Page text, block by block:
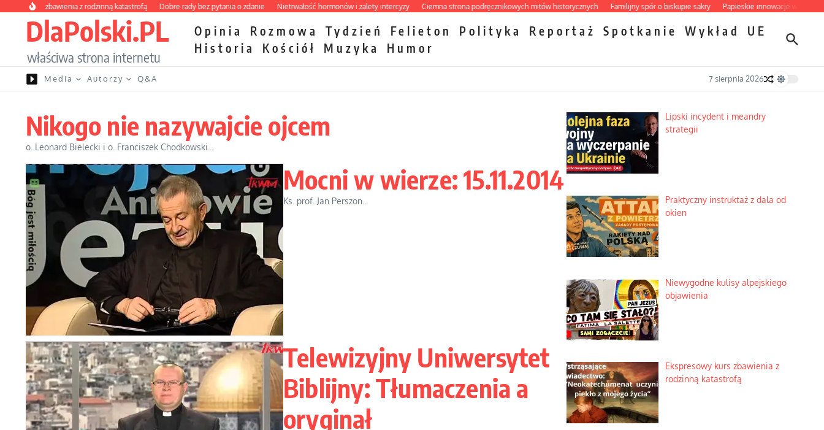
Przejdź do treści
kurs zbawienia z rodzinną katastrofą Dobre rady bez pytania o zdanie Nietrwałość hormonów i zalety intercyzy Ciemna strona podręcznikowych mitów historycznych Familijny spór o biskupie sakry Papieskie innowacje w tradycyjnym
DlaPolski.PL
właściwa strona internetu
Opinia Rozmowa Tydzień Felieton Polityka Reportaż Spotkanie Wykład
UE
Historia
Kościół Muzyka Humor
Media Autorzy Q&A 7 sierpnia 2026
Nikogo nie nazywajcie ojcem
o. Leonard Bielecki i o. Franciszek Chodkowski...
Mocni w wierze: 15.11.2014
Ks. prof. Jan Perszon...
Telewizyjny Uniwersytet
Biblijny: Tłumaczenia a
oryginał
Lipski incydent i meandry
strategii
Praktyczny instruktaż z dala od
okien
Niewygodne kulisy alpejskiego
objawienia
Ekspresowy kurs zbawienia z
rodzinną katastrofą